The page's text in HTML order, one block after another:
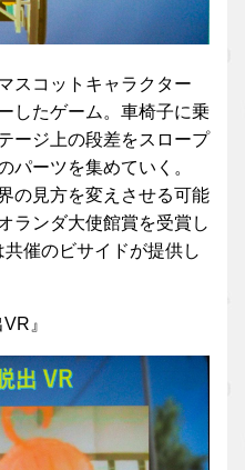
スコットキャラクター
したゲーム。車椅子に乗
ージ上の段差をスロープ
パーツを集めていく。
の見方を変えさせる可能
ランダ大使館賞を受賞し
催のビサイドが提供し
』